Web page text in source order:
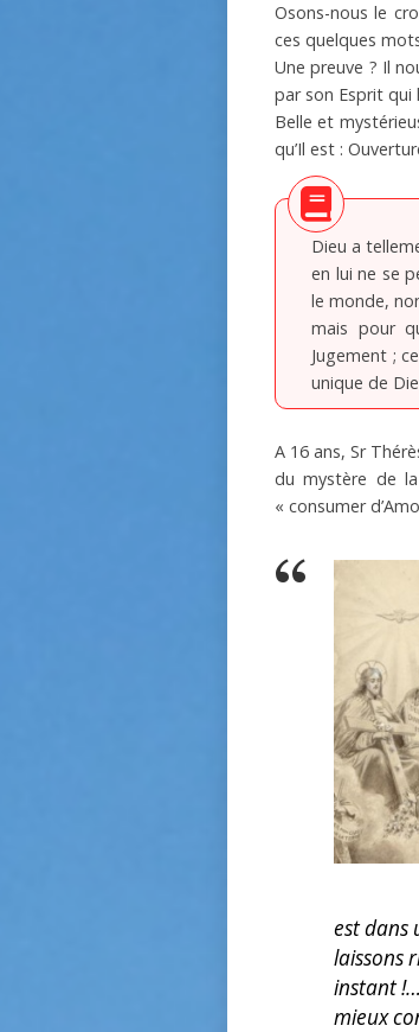
Osons-nous le
ces quelques
Une preuve ? Il
par son Esprit qui
Belle et
qu’Il est :
Dieu a
en lui ne se
le monde,
mais pour
Jugement ;
unique de
A 16 ans, Sr
du mystère de
« consumer
est dans
laissons
instant
mieux